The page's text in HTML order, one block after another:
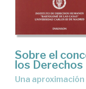
Sobre el
los Derechos
Una